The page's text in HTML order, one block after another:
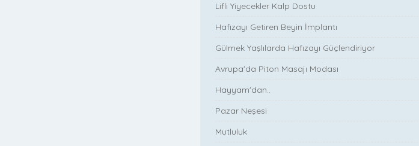
Lifli Yiyecekler Kalp Dostu
Hafızayı Getiren Beyin İmplantı
Gülmek Yaşlılarda Hafızayı Güçlendiriyor
Avrupa'da Piton Masajı Modası
Hayyam'dan..
Pazar Neşesi
Mutluluk